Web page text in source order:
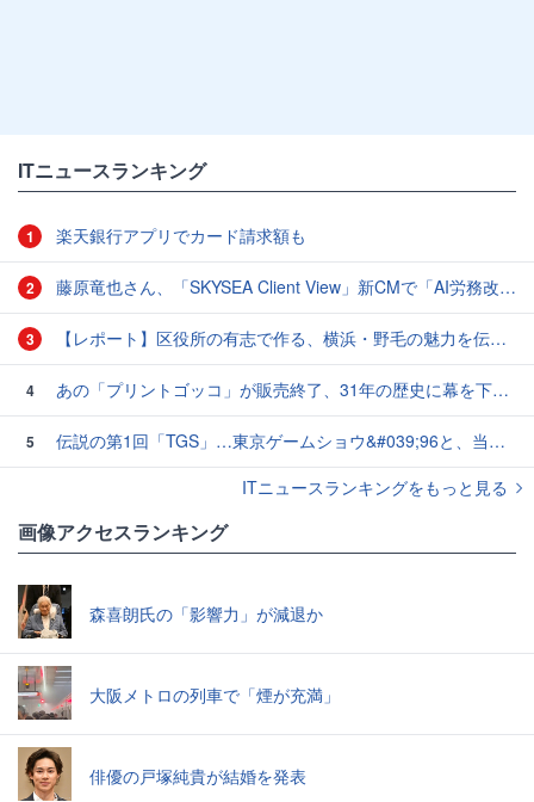
ITニュースランキング
1 楽天銀行アプリでカード請求額も
2 藤原竜也さん、「SKYSEA Client View」新CMで「AI労務改善」をアピール 働き方をAIが分析したら「すぐに休んで」と言われる？
3 【レポート】区役所の有志で作る、横浜・野毛の魅力を伝えるCM
4 あの「プリントゴッコ」が販売終了、31年の歴史に幕を下ろす
5
伝説の第1回「TGS」…東京ゲームショウ&#039;96と、当時のベストゲーム10本：レトロゲーム浪漫街道
ITニュースランキングをもっと見る
画像アクセスランキング
森喜朗氏の「影響力」が減退か
大阪メトロの列車で「煙が充満」
俳優の戸塚純貴が結婚を発表